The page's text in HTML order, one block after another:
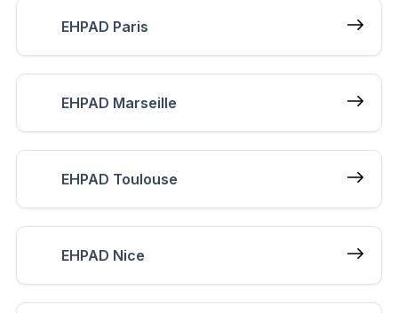
EHPAD Paris
EHPAD Marseille
EHPAD Toulouse
EHPAD Nice